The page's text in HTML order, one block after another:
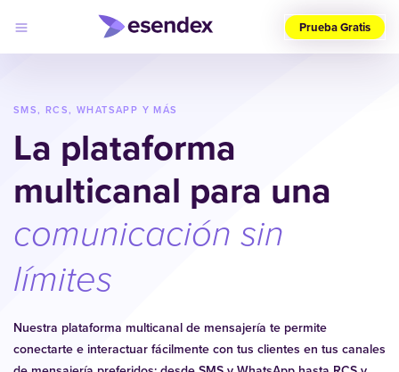
país
Productos
Soluciones
Desarrolladores
Por qué
Log
in
Prueba Gratis
SMS, RCS, WHATSAPP Y MÁS
La plataforma
multicanal para una
comunicación sin
límites
Nuestra plataforma multicanal de mensajería te permite
conectarte e interactuar fácilmente con tus clientes en tus canales